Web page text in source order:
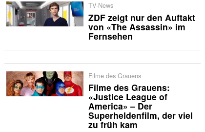
TV-News
ZDF zeigt nur den Auftakt
von «The Assassin» im
Fernsehen
Filme des Grauens
Filme des Grauens:
«Justice League of
America» – Der
Superheldenfilm, der viel
zu früh kam